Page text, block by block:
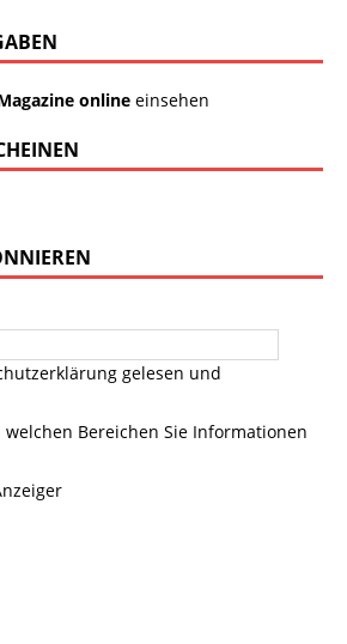
online einsehen
gelesen und
welchen Bereichen Sie Informationen